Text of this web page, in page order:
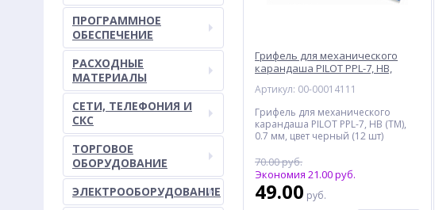
ПРОГРАММНОЕ
ОБЕСПЕЧЕНИЕ
РАСХОДНЫЕ
МАТЕРИАЛЫ
СЕТИ, ТЕЛЕФОНИЯ И
СКС
ТОРГОВОЕ
ОБОРУДОВАНИЕ
ЭЛЕКТРООБОРУДОВАНИЕ
Грифель для механического
карандаша PILOT PPL-7, HB,
Артикул: 00-00014111
Грифель для механического
карандаша PILOT PPL-7, HB (ТМ),
0.7 мм, цвет черный (12 шт)
70.00 руб.
Экономия 21.00 руб.
49.00 руб.